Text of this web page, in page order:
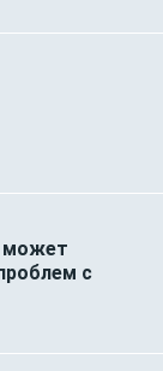
может
с